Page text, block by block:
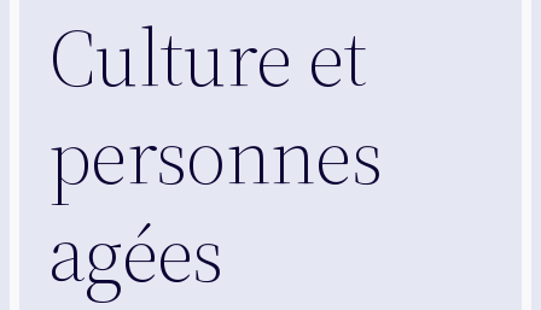
Culture et
personnes
agées